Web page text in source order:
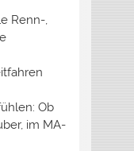
Renn-,
Ob
im MA-